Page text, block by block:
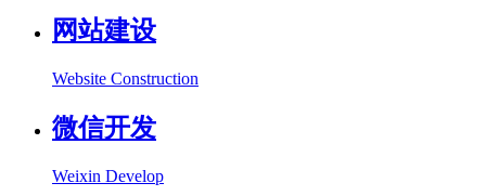
网站建设
Website Construction
微信开发
Weixin Develop